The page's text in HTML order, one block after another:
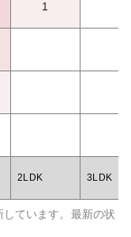
1
2LDK 3LDK
ています。最新の状